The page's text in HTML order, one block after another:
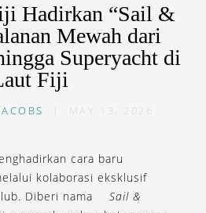
Hadirkan “Sail &
Mewah dari
Superyacht di
Fiji
MAY 13, 2026
cara baru
kolaborasi eksklusif
Diberi nama
Sail &